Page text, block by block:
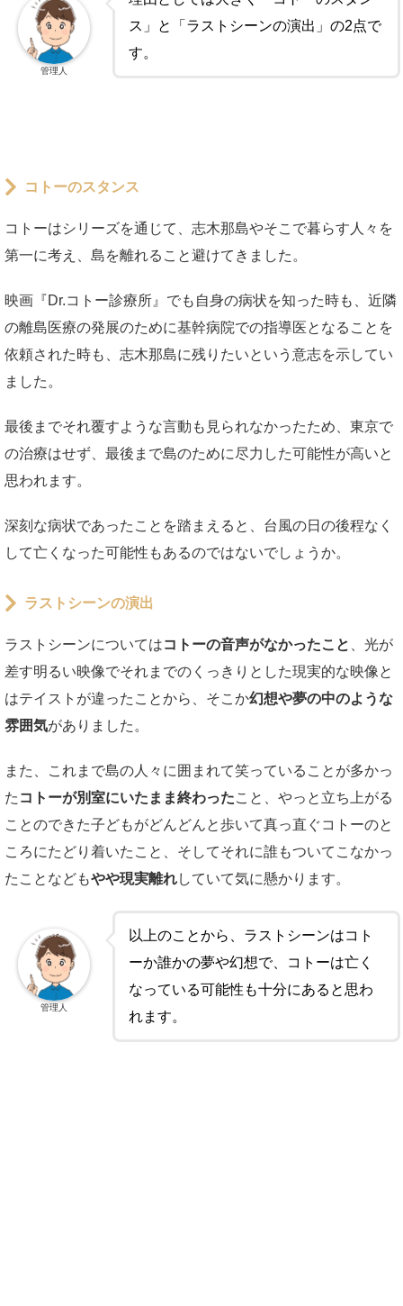
ス」と「ラストシーンの演出」の2点で
す。
管理人
コトーのスタンス
コトーはシリーズを通じて、志木那島やそこで暮らす人々を
第一に考え、島を離れること避けてきました。
映画『Dr.コトー診療所』でも自身の病状を知った時も、近隣
の離島医療の発展のために基幹病院での指導医となることを
依頼された時も、志木那島に残りたいという意志を示してい
ました。
最後までそれ覆すような言動も見られなかったため、東京で
の治療はせず、最後まで島のために尽力した可能性が高いと
思われます。
深刻な病状であったことを踏まえると、台風の日の後程なく
して亡くなった可能性もあるのではないでしょうか。
ラストシーンの演出
ラストシーンについてはコトーの音声がなかったこと
、光が
差す明るい映像でそれまでのくっきりとした現実的な映像と
はテイストが違ったことから、そこか幻想や夢の中のような
雰囲気がありました。
また、これまで島の人々に囲まれて笑っていることが多かっ
た コトーが別室にいたまま終わったこと、やっと立ち上がる
ことのできた子どもがどんどんと歩いて真っ直ぐコトーのと
ころにたどり着いたこと、そしてそれに誰もついてこなかっ
たことなどもやや現実離れしていて気に懸かります。
以上のことから、ラストシーンはコト
ーか誰かの夢や幻想で、コトーは亡く
なっている可能性も十分にあると思わ
れます。
管理人